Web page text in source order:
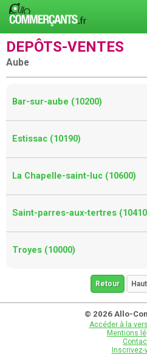
DEPÔTS-VENTES
Aube
Bar-sur-aube (10200)
Estissac (10190)
La Chapelle-saint-luc (10600)
Saint-parres-aux-tertres
Troyes (10000)
Retour
© 2026 Allo-
Accéder à la
Mentions
Inscrivez-